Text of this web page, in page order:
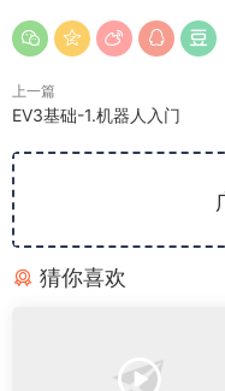
上一篇
EV3基础-1.机器人入门
猜你喜欢